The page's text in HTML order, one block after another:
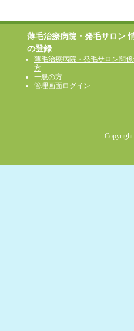
薄毛治療病院・発毛サロン
の登録
薄毛治療病院・発毛サロン関
方
一般の方
管理画面ログイン
Copyright